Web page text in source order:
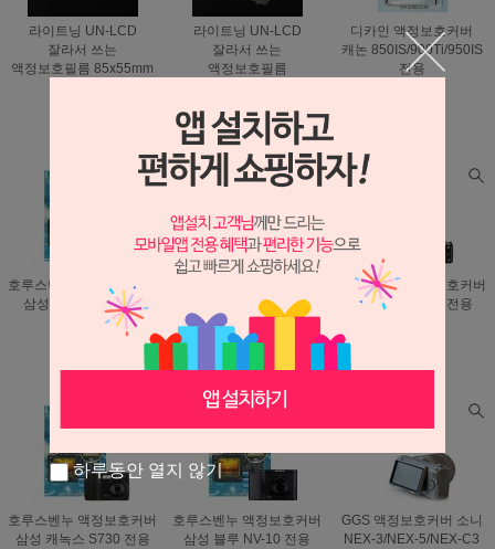
라이트닝 UN-LCD
잘라서 쓰는
액정보호필름 85x55mm
라이트닝 UN-LCD
잘라서 쓰는
액정보호필름
6,000원
990원
디카인 액정보호커버
캐논 850IS/900Ti/950IS
전용
호루스벤누 액정보호커버
삼성 블루 NV-3 전용
4,000원
캐논 850IS/900Ti/950IS
전용
4,000원
990원
호루스벤누 액정보호커버
올림푸스 E-520 전용
호루스벤누 액정보호커버
삼성 캐녹스 S730 전용
호루스벤누 액정보호커버
삼성 블루 NV-10 전용
GGS 액정보호커버 소니
NEX-3/NEX-5/NEX-C3
하루동안 열지 않기